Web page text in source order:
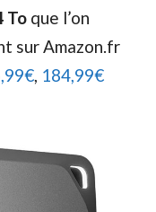
To que l’on
sur Amazon.fr
, 184,99€